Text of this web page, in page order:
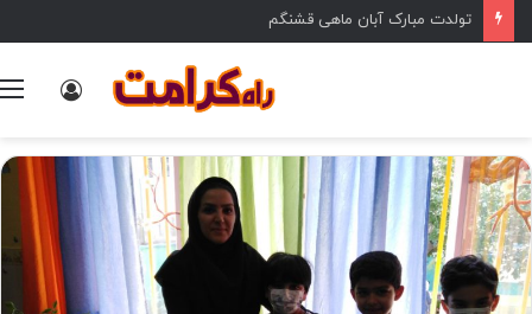
تولدت مبارک آبان ماهی قشنگم